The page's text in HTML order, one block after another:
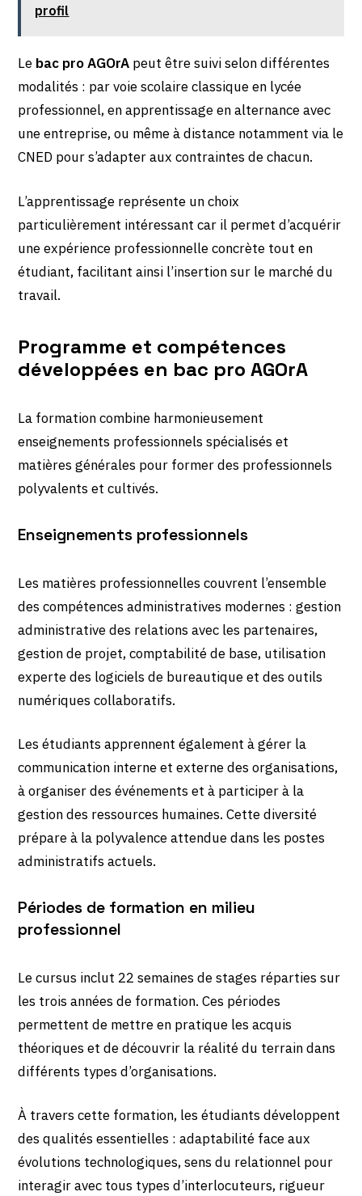
profil
Le bac pro AGOrA peut être suivi selon différentes
modalités : par voie scolaire classique en lycée
professionnel, en apprentissage en alternance avec
une entreprise, ou même à distance notamment via le
CNED pour s’adapter aux contraintes de chacun.
L’apprentissage représente un choix
particulièrement intéressant car il permet d’acquérir
une expérience professionnelle concrète tout en
étudiant, facilitant ainsi l’insertion sur le marché du
travail.
Programme et compétences
développées en bac pro AGOrA
La formation combine harmonieusement
enseignements professionnels spécialisés et
matières générales pour former des professionnels
polyvalents et cultivés.
Enseignements professionnels
Les matières professionnelles couvrent l’ensemble
des compétences administratives modernes : gestion
administrative des relations avec les partenaires,
gestion de projet, comptabilité de base, utilisation
experte des logiciels de bureautique et des outils
numériques collaboratifs.
Les étudiants apprennent également à gérer la
communication interne et externe des organisations,
à organiser des événements et à participer à la
gestion des ressources humaines. Cette diversité
prépare à la polyvalence attendue dans les postes
administratifs actuels.
Périodes de formation en milieu
professionnel
Le cursus inclut 22 semaines de stages réparties sur
les trois années de formation. Ces périodes
permettent de mettre en pratique les acquis
théoriques et de découvrir la réalité du terrain dans
différents types d’organisations.
À travers cette formation, les étudiants développent
des qualités essentielles : adaptabilité face aux
évolutions technologiques, sens du relationnel pour
interagir avec tous types d’interlocuteurs, rigueur